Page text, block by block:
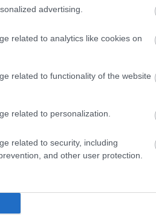
advertising.
related to analytics like cookies on
related to functionality of the website
related to personalization.
related to security, including
and other user protection.
«chunky» αθλητικά, η
εμφάνιση στο κέντρο του
η επίσημη πρέσβειρα της
στίγμα στην τελετή.
στην τελετή έναρξης
οποίος εμφανίστηκε σε ένα
«Golden», της